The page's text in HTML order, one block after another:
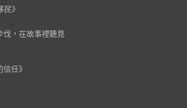
民》
伐，在故事裡聽見
任》